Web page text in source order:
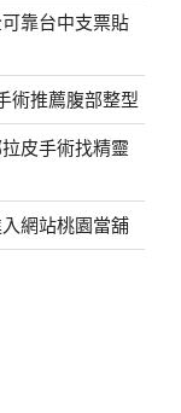
靠台中支票貼
術推薦腹部整型
皮手術找精靈
網站桃園當舖